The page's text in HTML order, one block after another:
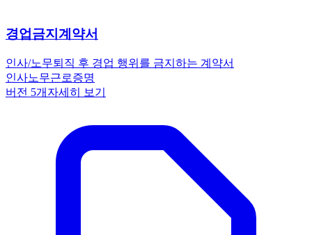
경업금지계약서
인사/노무퇴직 후 경업 행위를 금지하는 계약서
인사노무근로증명
버전 5개 자세히 보기